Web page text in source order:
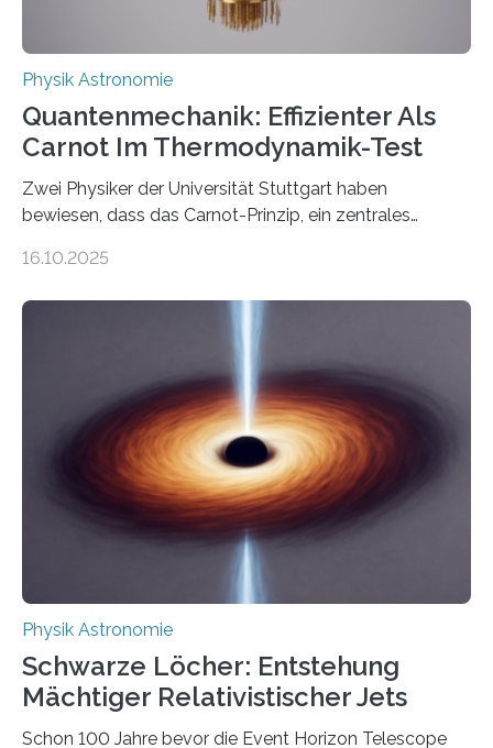
Physik Astronomie
Quantenmechanik: Effizienter Als
Carnot Im Thermodynamik-Test
Zwei Physiker der Universität Stuttgart haben
bewiesen, dass das Carnot-Prinzip, ein zentrales
Größenordnung von Atomen gilt, deren physikalische
Quantenmotoren voranbringen. Das
Wissenschaftsjournal Science Advances veröffentlichte
die Herleitung. (DOI: 10.1126/sciadv.adw8462)
Verbrennungsmotoren oder Dampfturbinen sind
Wärmekraftmaschinen: Sie wandeln thermische
Energie in mechanische Bewegung um – oder anders
ausgedrückt, Wärme in Bewegung. In
quantenmechanischen Experimenten ist es in den…
16.10.2025
Physik Astronomie
Schwarze Löcher: Entstehung
Mächtiger Relativistischer Jets
Schon 100 Jahre bevor die Event Horizon Telescope